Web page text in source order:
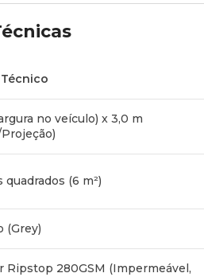
no veículo) x 3,0 m
(6 m²)
(Grey)
Ripstop 280GSM (Impermeável,